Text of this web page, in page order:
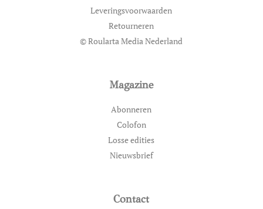
Leveringsvoorwaarden
Retourneren
© Roularta Media Nederland
Magazine
Abonneren
Colofon
Losse edities
Nieuwsbrief
Contact